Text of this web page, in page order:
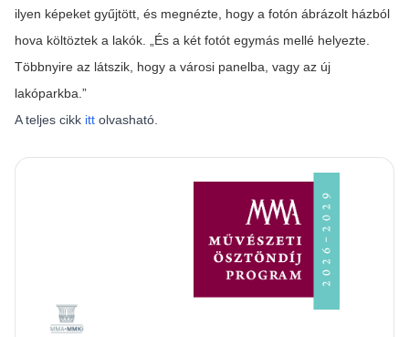
ilyen képeket gyűjtött, és megnézte, hogy a fotón ábrázolt házból
hova költöztek a lakók. „És a két fotót egymás mellé helyezte.
Többnyire az látszik, hogy a városi panelba, vagy az új
lakóparkba.”
A teljes cikk itt olvasható.